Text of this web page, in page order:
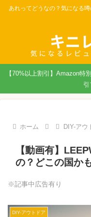
あれってどうなの？気になる
【70%以上割引】Amazon
ホーム DIY-アウ
【動画有】
の？どこの国か
※記事中広告有り
DIY-アウトドア